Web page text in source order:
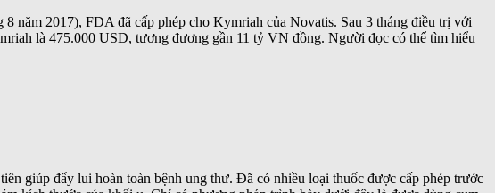
năm 2017), FDA đã cấp phép cho Kymriah của Novatis. Sau 3 tháng điều trị với
là 475.000 USD, tương đương gần 11 tỷ VN đồng. Người đọc có thể tìm hiểu
giúp đẩy lui hoàn toàn bệnh ung thư. Đã có nhiều loại thuốc được cấp phép trước